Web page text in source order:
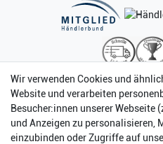
Wir verwenden Cookies und
Website und verarbeiten
Besucher:innen unserer Webseite
und Anzeigen zu personalisieren,
einzubinden oder Zugriffe auf